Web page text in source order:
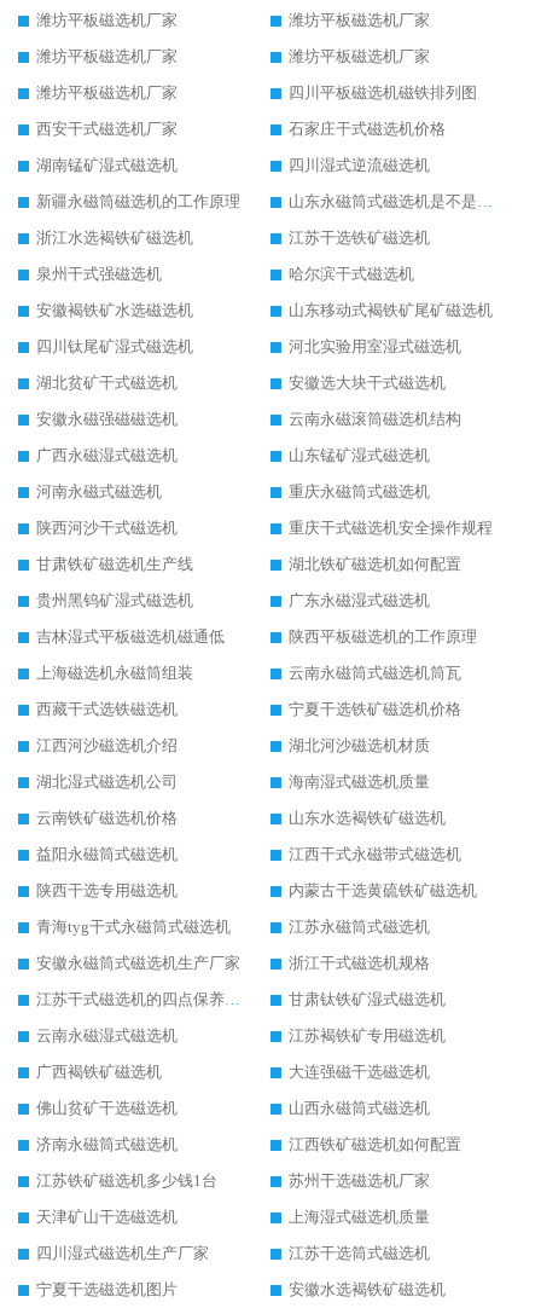
潍坊平板磁选机厂家
潍坊平板磁选机厂家
潍坊平板磁选机厂家
潍坊平板磁选机厂家
潍坊平板磁选机厂家
四川平板磁选机磁铁排列图
西安干式磁选机厂家
石家庄干式磁选机价格
湖南锰矿湿式磁选机
四川湿式逆流磁选机
新疆永磁筒磁选机的工作原理
山东永磁筒式磁选机是不是强磁
浙江水选褐铁矿磁选机
江苏干选铁矿磁选机
泉州干式强磁选机
哈尔滨干式磁选机
安徽褐铁矿水选磁选机
山东移动式褐铁矿尾矿磁选机
四川钛尾矿湿式磁选机
河北实验用室湿式磁选机
湖北贫矿干式磁选机
安徽选大块干式磁选机
安徽永磁强磁磁选机
云南永磁滚筒磁选机结构
广西永磁湿式磁选机
山东锰矿湿式磁选机
河南永磁式磁选机
重庆永磁筒式磁选机
陕西河沙干式磁选机
重庆干式磁选机安全操作规程
甘肃铁矿磁选机生产线
湖北铁矿磁选机如何配置
贵州黑钨矿湿式磁选机
广东永磁湿式磁选机
吉林湿式平板磁选机磁通低
陕西平板磁选机的工作原理
上海磁选机永磁筒组装
云南永磁筒式磁选机筒瓦
西藏干式选铁磁选机
宁夏干选铁矿磁选机价格
江西河沙磁选机介绍
湖北河沙磁选机材质
湖北湿式磁选机公司
海南湿式磁选机质量
云南铁矿磁选机价格
山东水选褐铁矿磁选机
益阳永磁筒式磁选机
江西干式永磁带式磁选机
陕西干选专用磁选机
内蒙古干选黄硫铁矿磁选机
青海tyg干式永磁筒式磁选机
江苏永磁筒式磁选机
安徽永磁筒式磁选机生产厂家
浙江干式磁选机规格
江苏干式磁选机的四点保养秘籍
甘肃钛铁矿湿式磁选机
云南永磁湿式磁选机
江苏褐铁矿专用磁选机
广西褐铁矿磁选机
大连强磁干选磁选机
佛山贫矿干选磁选机
山西永磁筒式磁选机
济南永磁筒式磁选机
江西铁矿磁选机如何配置
江苏铁矿磁选机多少钱1台
苏州干选磁选机厂家
天津矿山干选磁选机
上海湿式磁选机质量
四川湿式磁选机生产厂家
江苏干选筒式磁选机
宁夏干选磁选机图片
安徽水选褐铁矿磁选机